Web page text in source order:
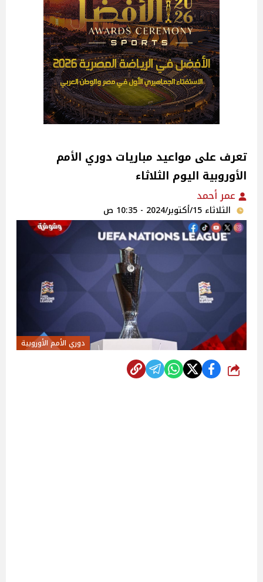
تعرف على مواعيد مباريات دوري الأمم
الأوروبية اليوم الثلاثاء
عمر أحمد
الثلاثاء 15/أكتوبر/2024 - 10:35 ص
دوري الأمم الأوروبية
شارك